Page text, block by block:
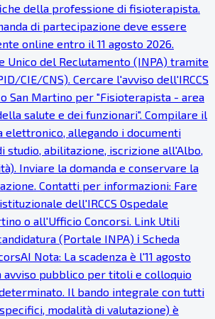
della professione di fisioterapista.
di partecipazione deve essere
online entro il 11 agosto 2026.
Unico del Reclutamento (INPA) tramite
CIE/CNS). Cercare l'avviso dell'IRCCS
San Martino per "Fisioterapista - area
salute e dei funzionari". Compilare il
elettronico, allegando i documenti
studio, abilitazione, iscrizione all'Albo,
Inviare la domanda e conservare la
Contatti per informazioni: Fare
dell'IRCCS Ospedale
o all'Ufficio Concorsi. Link Utili
(Portale INPA) ℹ Scheda
Nota: La scadenza è l'11 agosto
avviso pubblico per titoli e colloquio
Il bando integrale con tutti
modalità di valutazione) è